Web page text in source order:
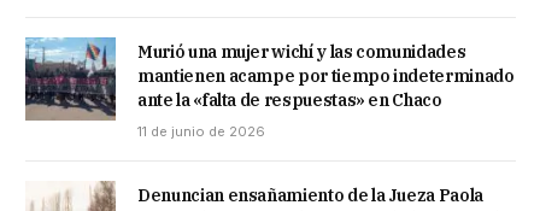
Murió una mujer wichí y las comunidades
mantienen acampe por tiempo indeterminado
ante la «falta de respuestas» en Chaco
11 de junio de 2026
Denuncian ensañamiento de la Jueza Paola